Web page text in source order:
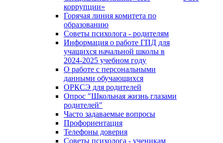
коррупции»
Горячая линия комитета по
образованию
Советы психолога - родителям
Информация о работе ГПД для
учащихся начальной школы в
2024-2025 учебном году
О работе с персональными
данными обучающихся
ОРКСЭ для родителей
Опрос "Школьная жизнь глазами
родителей"
Часто задаваемые вопросы
Профориентация
Телефоны доверия
Советы психолога - ученикам